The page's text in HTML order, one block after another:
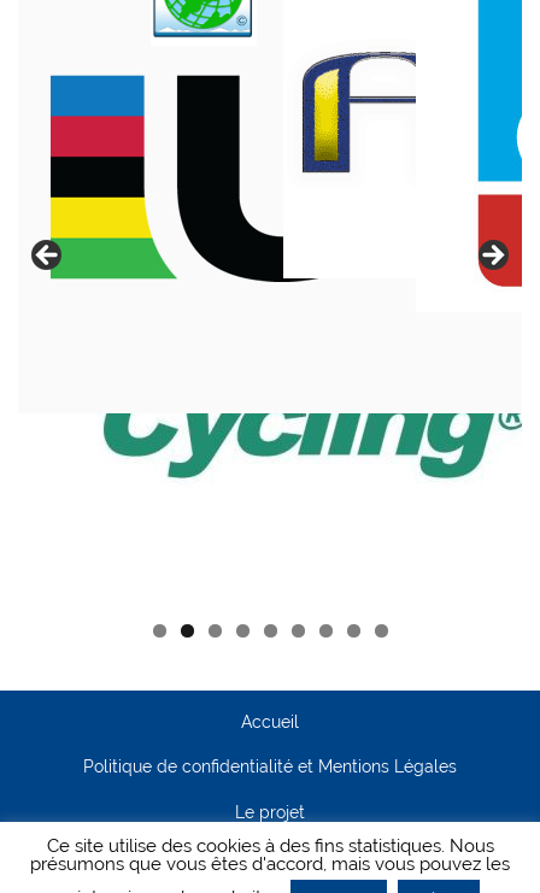
Accueil
Politique de confidentialité et Mentions Légales
Le projet
Contact
Ce site utilise des cookies à des fins statistiques. Nous
présumons que vous êtes d'accord, mais vous pouvez les